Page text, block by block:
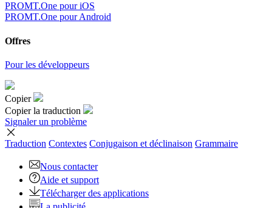
PROMT.One pour iOS
PROMT.One pour Android
Offres
Pour les développeurs
Copier
Copier la traduction
Signaler un problème
Traduction Contextes Conjugaison et déclinaison Grammaire
Nous contacter
Aide et support
Télécharger des applications